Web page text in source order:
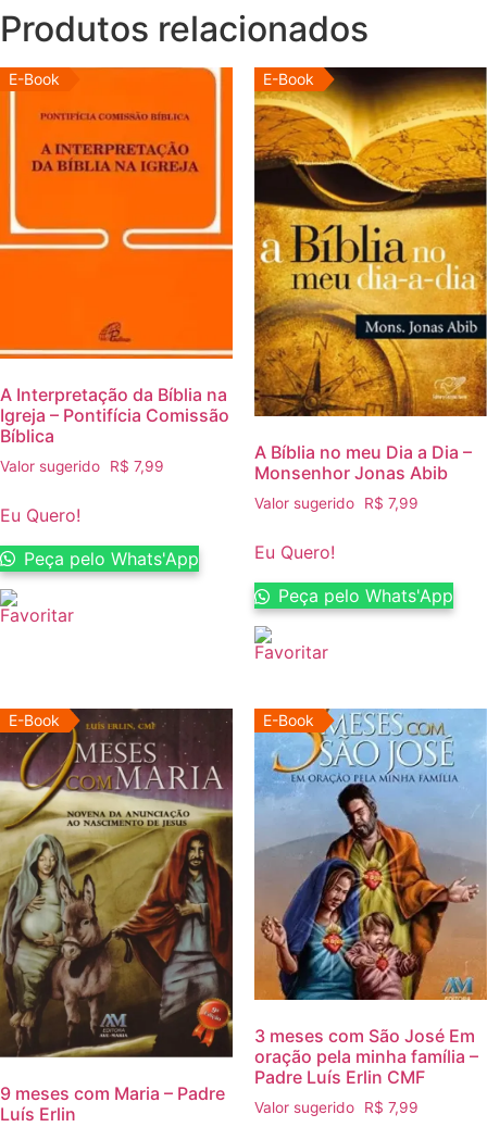
Produtos relacionados
E-Book
A Interpretação da Bíblia na
Igreja – Pontifícia Comissão
Bíblica
Valor sugerido R$ 7,99
Eu Quero!
Peça pelo Whats'App
E-Book
A Bíblia no meu Dia a Dia –
Monsenhor Jonas Abib
Valor sugerido R$ 7,99
Eu Quero!
Peça pelo Whats'App
E-Book
9 meses com Maria – Padre
Luís Erlin
E-Book
3 meses com São José Em
oração pela minha família –
Padre Luís Erlin CMF
Valor sugerido R$ 7,99